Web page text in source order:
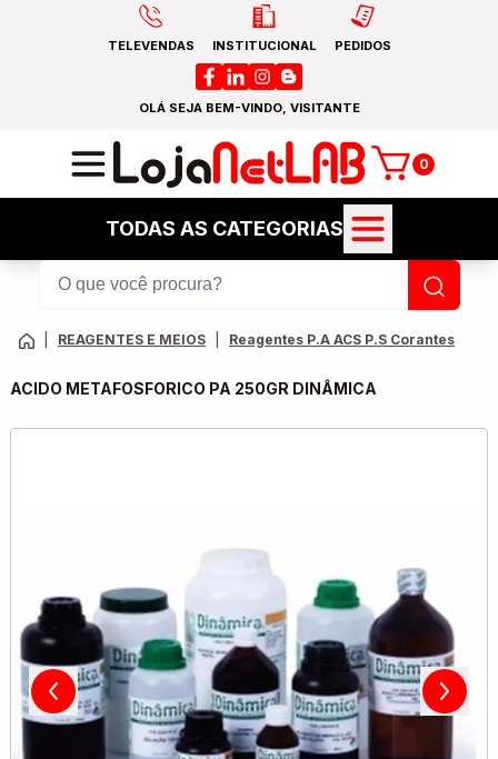
TELEVENDAS INSTITUCIONAL PEDIDOS
OLÁ SEJA BEM-VINDO, VISITANTE
0
TODAS AS CATEGORIAS
REAGENTES E MEIOS Reagentes P.A ACS P.S Corantes
ACIDO METAFOSFORICO PA 250GR DINÂMICA